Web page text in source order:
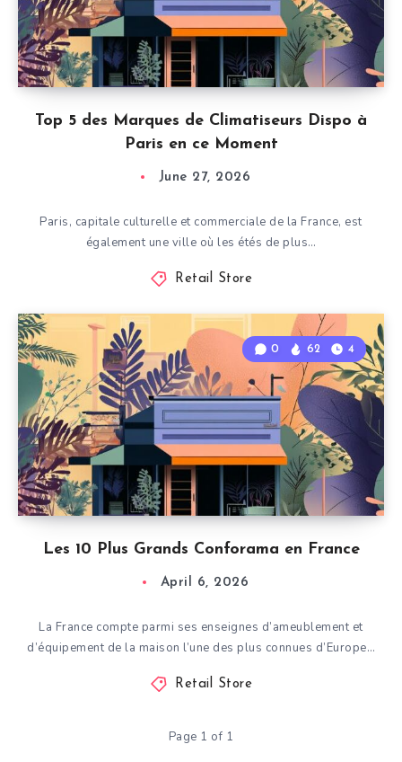
Top 5 des Marques de Climatiseurs Dispo à
Paris en ce Moment
June 27, 2026
Paris, capitale culturelle et commerciale de la France, est
également une ville où les étés de plus…
Retail Store
Les 10 Plus Grands Conforama en France
0 62 4
April 6, 2026
La France compte parmi ses enseignes d’ameublement et
d’équipement de la maison l’une des plus connues d’Europe…
Retail Store
Page 1 of 1